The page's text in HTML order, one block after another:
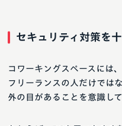
セキュリティ対策を
コワーキングスペースには
フリーランスの人だけでは
外の目があることを意識し